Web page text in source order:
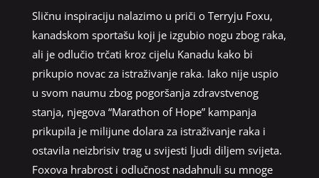
Sličnu inspiraciju nalazimo u priči o Terryju Foxu,
kanadskom sportašu koji je izgubio nogu zbog raka,
ali je odlučio trčati kroz cijelu Kanadu kako bi
prikupio novac za istraživanje raka. Iako nije uspio
u svom naumu zbog pogoršanja zdravstvenog
stanja, njegova “Marathon of Hope” kampanja
prikupila je milijune dolara za istraživanje raka i
ostavila neizbrisiv trag u svijesti ljudi diljem svijeta.
Foxova hrabrost i odlučnost nadahnuli su mnoge